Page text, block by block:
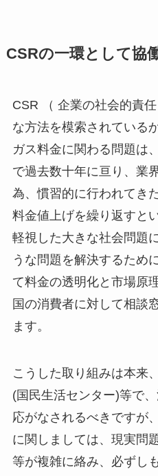
CSRの一環として協
CSR （ 企業の社会的責
な方法を模索されている
ガス料金に関わる問題は
で過去数十年に亘り、業
為、慣習的に行われてき
料金値上げを繰り返すと
軽視した大きな社会問題
うな問題を解決するため
て料金の透明化と市場原
国の消費者に対して相談
ます。
こうした取り組みは本来
(国民生活センター)等で
応がなされるべきですが
に関しましては、現実問
等が複雑に絡み、必ずし